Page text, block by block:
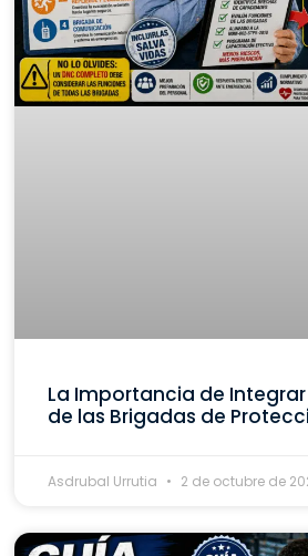
La Importancia de
de las Brigadas de
Asdrubal Urrutia 2 de octubre de